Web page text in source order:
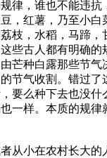
律，谁也不能违抗
，红薯，乃至小白
枝，水稻，马蹄，
古人都有明确的
芒种白露那些节气
节气收割。错过了
要么种下去也没什
一样。本质的规律
从小在农村长大的